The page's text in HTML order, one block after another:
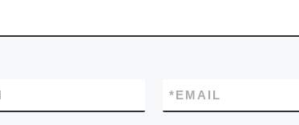
EMAIL
*